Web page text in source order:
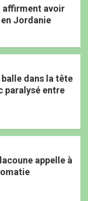
affirment avoir
Jordanie
balle dans la tête
paralysé entre
appelle à